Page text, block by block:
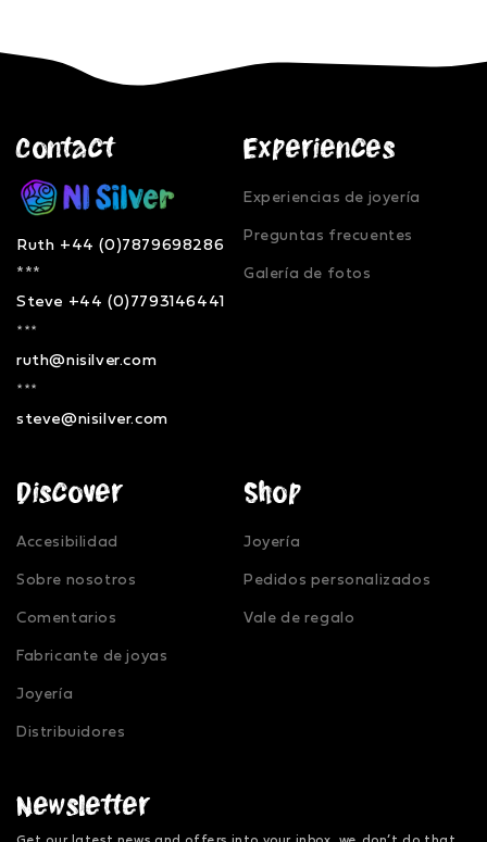
Contact
Ruth +44 (0)7879698286
***
Steve +44 (0)7793146441
***
ruth@nisilver.com
***
steve@nisilver.com
Experiences
Experiencias de joyería
Preguntas frecuentes
Galería de fotos
Discover
Accesibilidad
Sobre nosotros
Comentarios
Fabricante de joyas
Joyería
Distribuidores
Shop
Joyería
Pedidos personalizados
Vale de regalo
Newsletter